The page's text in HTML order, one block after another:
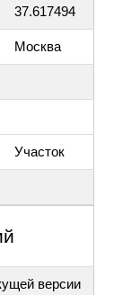
37.617494
Москва
Участок
версии